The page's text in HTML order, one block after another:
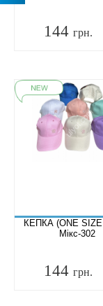
144 грн.
КЕПКА (ONE SIZE
Мікс-302
144 грн.